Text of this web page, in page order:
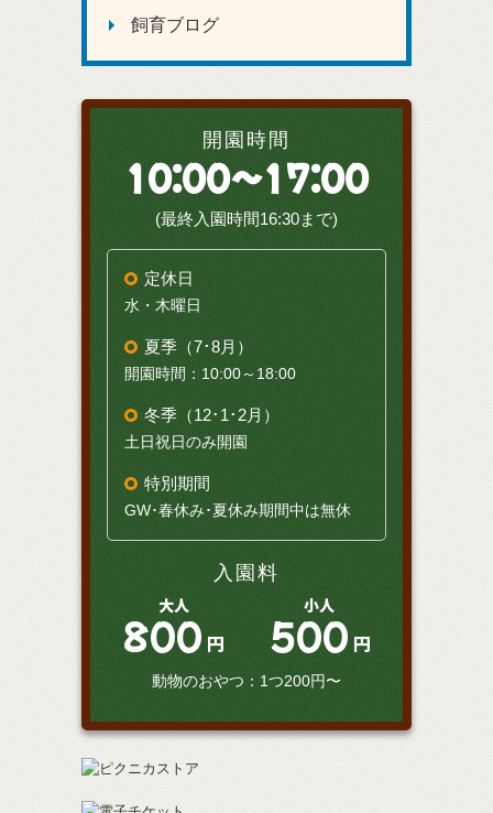
飼育ブログ
開園時間
10:00～17:00
(最終入園時間16:30まで)
定休日
水・木曜日
夏季（7･8月）
開園時間：10:00～18:00
冬季（12･1･2月）
土日祝日のみ開園
特別期間
GW･春休み･夏休み期間中は無休
入園料
大人
800 円
小人
500 円
動物のおやつ：1つ200円〜